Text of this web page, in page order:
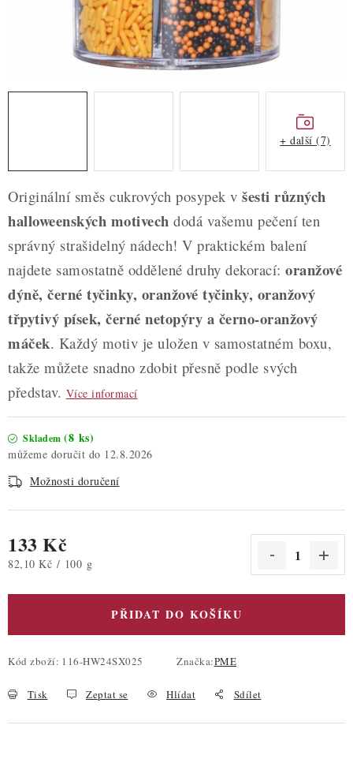
PROFI BALENÍ
NOVÉ ZBOŽÍ
Hodnocení obchodu
Blog
Moje objednávka
Podmínky ochrany osobních údajů
Originální směs cukrových posypek v šesti různých
halloweenských motivech dodá vašemu pečení ten
správný strašidelný nádech! V praktickém balení
najdete samostatně oddělené druhy dekorací: oranžové
dýně, černé tyčinky, oranžové tyčinky, oranžový
třpytivý písek, černé netopýry a černo-oranžový
máček. Každý motiv je uložen v samostatném boxu,
takže můžete snadno zdobit přesně podle svých
představ. Více informací
Skladem (8 ks)
12.8.2026
Možnosti doručení
133 Kč
Měrná cena:
82,10 Kč / 100 g
PŘIDAT DO KOŠÍKU
Kód zboží: 116-HW24SX025 Značka:PME
Tisk Zeptat se Hlídat Sdílet
+ další (7)